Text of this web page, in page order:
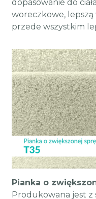
dopasowanie do
woreczkowe, lepszą
przede wszystkim
Pianka o
Produkowana jest